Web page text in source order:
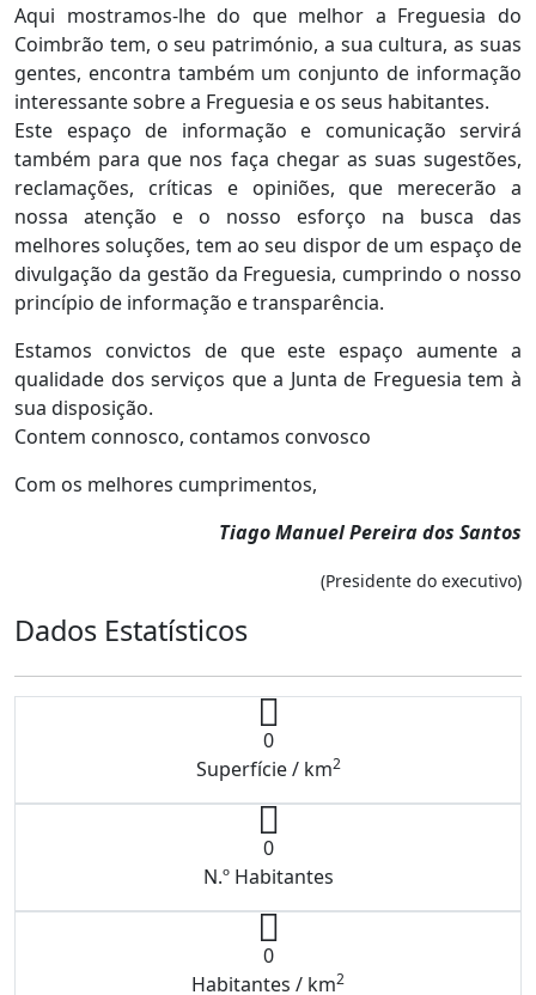
Aqui mostramos-lhe do que melhor a Freguesia do
Coimbrão tem, o seu património, a sua cultura, as suas
gentes, encontra também um conjunto de informação
interessante sobre a Freguesia e os seus habitantes.
Este espaço de informação e comunicação servirá
também para que nos faça chegar as suas sugestões,
reclamações, críticas e opiniões, que merecerão a
nossa atenção e o nosso esforço na busca das
melhores soluções, tem ao seu dispor de um espaço de
divulgação da gestão da Freguesia, cumprindo o nosso
princípio de informação e transparência.
Estamos convictos de que este espaço aumente a
qualidade dos serviços que a Junta de Freguesia tem à
sua disposição.
Contem connosco, contamos convosco
Com os melhores cumprimentos,
Tiago Manuel Pereira dos Santos
(Presidente do executivo)
Dados Estatísticos
0
Superfície / km2
0
N.º Habitantes
0
Habitantes / km2